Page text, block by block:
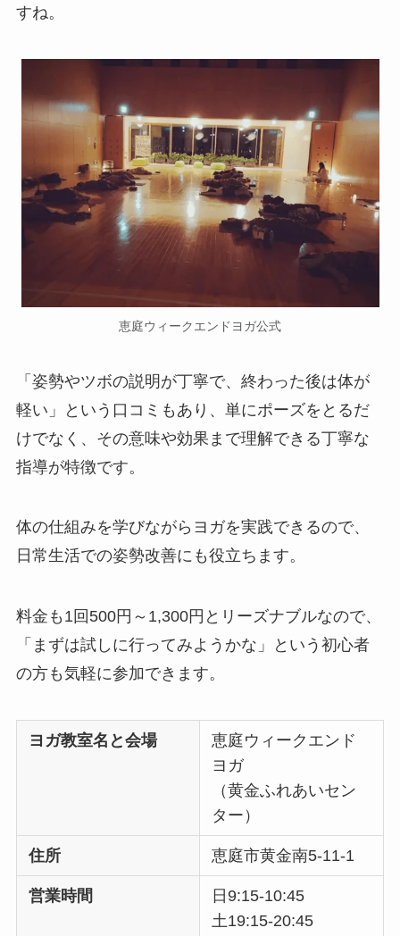
すね。
恵庭ウィークエンドヨガ公式
「姿勢やツボの説明が丁寧で、終わった後は体が
軽い」という口コミもあり、単にポーズをとるだ
けでなく、その意味や効果まで理解できる丁寧な
指導が特徴です。
体の仕組みを学びながらヨガを実践できるので、
日常生活での姿勢改善にも役立ちます。
料金も1回500円～1,300円とリーズナブルなので、
「まずは試しに行ってみようかな」という初心者
の方も気軽に参加できます。
ヨガ教室名と会場
恵庭ウィークエンド
ヨガ
（黄金ふれあいセン
ター）
住所 恵庭市黄金南5-11-1
営業時間
日9:15-10:45
土19:15-20:45